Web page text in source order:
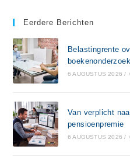
Eerdere Berichten
Belastingrente
boekenonderzoek
6 AUGUSTUS 2026 /
Van verplicht
pensioenpremie
6 AUGUSTUS 2026 /